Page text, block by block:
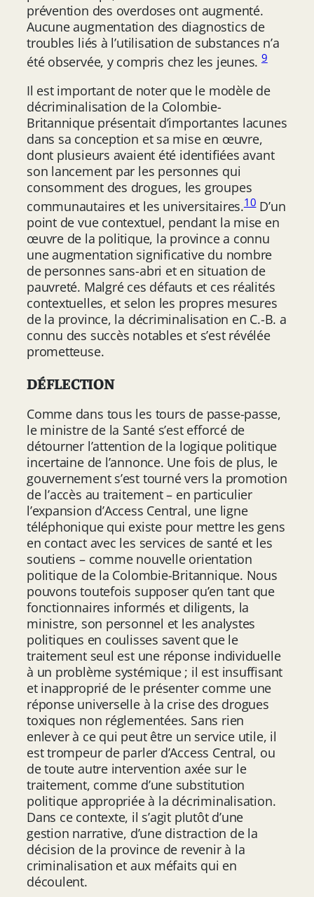
prévention des overdoses ont augmenté.
Aucune augmentation des diagnostics de
troubles liés à l’utilisation de substances n’a
été observée, y compris chez les jeunes. 9
Il est important de noter que le modèle de
décriminalisation de la Colombie-
Britannique présentait d’importantes lacunes
dans sa conception et sa mise en œuvre,
dont plusieurs avaient été identifiées avant
son lancement par les personnes qui
consomment des drogues, les groupes
communautaires et les universitaires.10D’un
point de vue contextuel, pendant la mise en
œuvre de la politique, la province a connu
une augmentation significative du nombre
de personnes sans-abri et en situation de
pauvreté. Malgré ces défauts et ces réalités
contextuelles, et selon les propres mesures
de la province, la décriminalisation en C.-B. a
connu des succès notables et s’est révélée
prometteuse.
DÉFLECTION
Comme dans tous les tours de passe-passe,
le ministre de la Santé s’est efforcé de
détourner l’attention de la logique politique
incertaine de l’annonce. Une fois de plus, le
gouvernement s’est tourné vers la promotion
de l’accès au traitement – en particulier
l’expansion d’Access Central, une ligne
téléphonique qui existe pour mettre les gens
en contact avec les services de santé et les
soutiens – comme nouvelle orientation
politique de la Colombie-Britannique. Nous
pouvons toutefois supposer qu’en tant que
fonctionnaires informés et diligents, la
ministre, son personnel et les analystes
politiques en coulisses savent que le
traitement seul est une réponse individuelle
à un problème systémique ; il est insuffisant
et inapproprié de le présenter comme une
réponse universelle à la crise des drogues
toxiques non réglementées. Sans rien
enlever à ce qui peut être un service utile, il
est trompeur de parler d’Access Central, ou
de toute autre intervention axée sur le
traitement, comme d’une substitution
politique appropriée à la décriminalisation.
Dans ce contexte, il s’agit plutôt d’une
gestion narrative, d’une distraction de la
décision de la province de revenir à la
criminalisation et aux méfaits qui en
découlent.